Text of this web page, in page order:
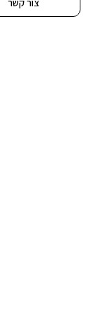
צור קשר